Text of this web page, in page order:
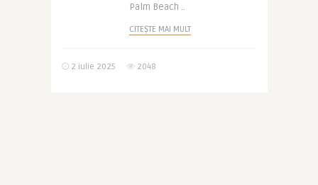
Palm Beach ..
CITEȘTE MAI MULT
2 iulie 2025 2048